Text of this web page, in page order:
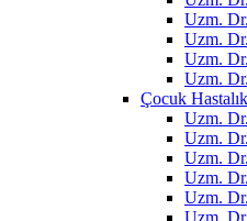
Uzm.
Uzm.
Uzm.
Uzm.
Çocuk
Uzm.
Uzm.
Uzm.
Uzm.
Uzm.
Uzm.